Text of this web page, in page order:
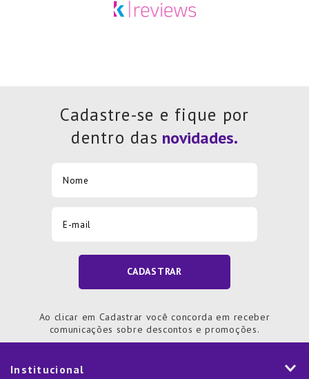
Cadastre-se e fique por
dentro das
CADASTRAR
Ao clicar em Cadastrar você concorda em receber
comunicações sobre descontos e promoções.
Institucional